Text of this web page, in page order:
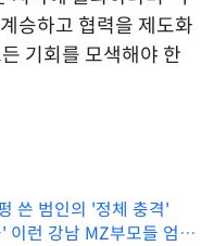
승하고 협력을 제도화
기회를 모색해야 한
쓴 범인의 '정체 충격'
이런 강남 MZ부모들 엄청